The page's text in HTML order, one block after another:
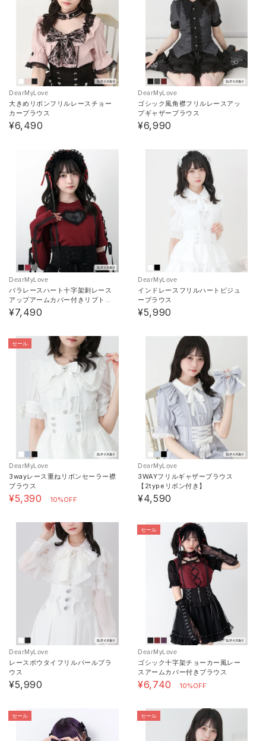
DearMyLove
大きめリボンフリルレースチョー
カーブラウス
¥6,490
DearMyLove
ゴシック風角襟フリルレースアッ
プギャザーブラウス
¥6,990
DearMyLove
バラレースハート十字架刺レース
アップアームカバー付きリブトッ
プス
¥7,490
DearMyLove
インドレースフリルハートビジュ
ーブラウス
¥5,990
セール
DearMyLove
3wayレース重ねリボンセーラー襟
ブラウス
¥5,390 10%OFF
DearMyLove
3WAYフリルギャザーブラウス
【2typeリボン付き】
¥4,590
DearMyLove
レースボウタイフリルパールブラ
ウス
¥5,990
セール
DearMyLove
ゴシック十字架チョーカー風レー
スアームカバー付きブラウス
¥6,740 10%OFF
セール セール